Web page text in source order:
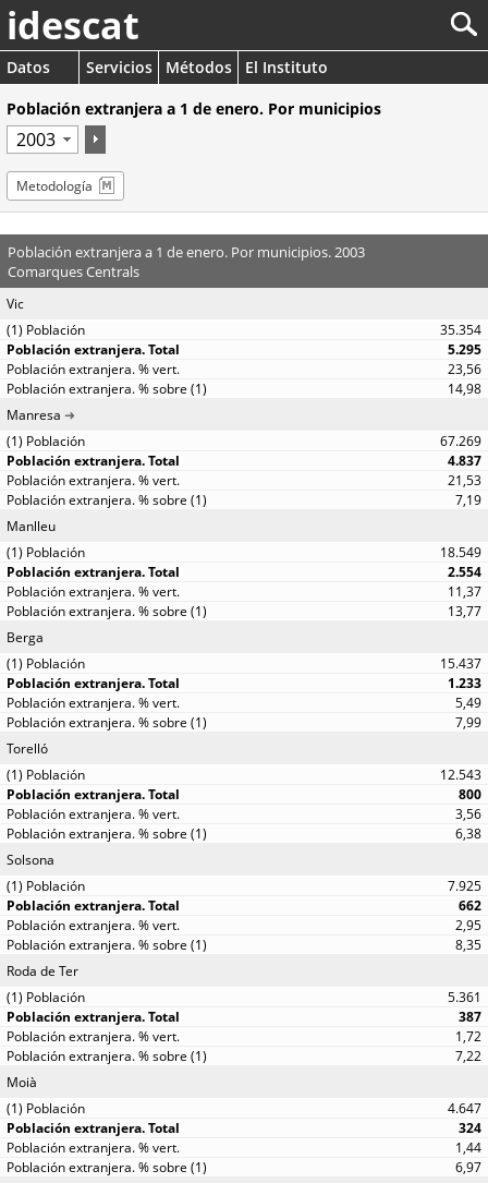
idescat
Datos Servicios Métodos
El Instituto
Población extranjera a 1 de enero. Por municipios
Metodología
Población extranjera a 1 de enero. Por municipios. 2003
Comarques Centrals
Vic
35.354
5.295
23,56
14,98
Manresa
67.269
4.837
21,53
7,19
Manlleu
18.549
2.554
11,37
13,77
Berga
15.437
1.233
5,49
7,99
Torelló
12.543
800
3,56
6,38
Solsona
7.925
662
2,95
8,35
Roda de Ter
5.361
387
1,72
7,22
Moià
4.647
324
1,44
6,97